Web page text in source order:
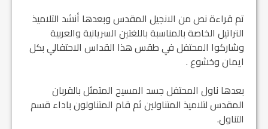
تم قراءة نص من الانجيل المقدس وبعدها أنشد التلاميذ
التراتيل الخاصة بالمناسبة باللغتين السريانية والعربية
وشاركوا المحتفل في طقس هذا القداس الاحتفالي بكل
ايمان وخشوع .
بعدها ناول المحتفل جسد المسيح المتمثل بالقربان
المقدس لتلاميذ المتناولين ثم قام المتناولون باداء قسم
التناول.